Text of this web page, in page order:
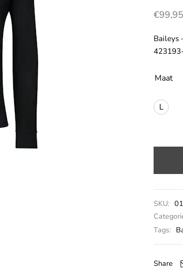
€99,95
Baileys
Maat
L
SKU:
Tags:
Share